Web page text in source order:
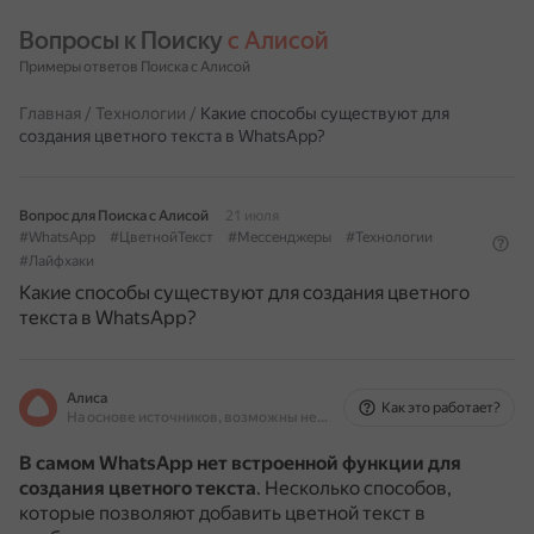
Вопросы к Поиску с Алисой
Примеры ответов Поиска с Алисой
Главная / Технологии / Какие способы существуют для
создания цветного текста в WhatsApp?
Вопрос для Поиска с Алисой
21 июля
#WhatsApp
#ЦветнойТекст #Мессенджеры
#Технологии
#Лайфхаки
Какие способы существуют для создания цветного
текста в WhatsApp?
Алиса
На основе источников, возможны неточности
Как это работает?
В самом WhatsApp нет встроенной функции для
создания цветного текста. Несколько способов,
которые позволяют добавить цветной текст в